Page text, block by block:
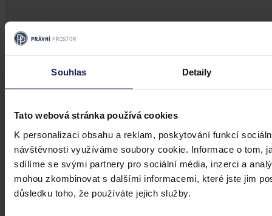
Souhlas Detaily
Tato webová stránka používá cookies
K personalizaci obsahu a reklam, poskytování funkcí
návštěvnosti využíváme soubory cookie. Informace o tom,
sdílíme se svými partnery pro sociální média, inzerci a
mohou zkombinovat s dalšími informacemi, které jste jim
důsledku toho, že používáte jejich služby.
kvůli zablokování českého účtu
Brno 30. července (ČTK) - Ruský Podnik pro správu majetku
v zahraničí neuspěl s kasační stížností kvůli zablokování českého
bankovního účtu.
ČTK • 31. července 2026, 10:55